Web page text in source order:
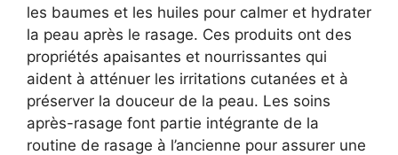
les baumes et les huiles pour calmer et hydrater
la peau après le rasage. Ces produits ont des
propriétés apaisantes et nourrissantes qui
aident à atténuer les irritations cutanées et à
préserver la douceur de la peau. Les soins
après-rasage font partie intégrante de la
routine de rasage à l’ancienne pour assurer une